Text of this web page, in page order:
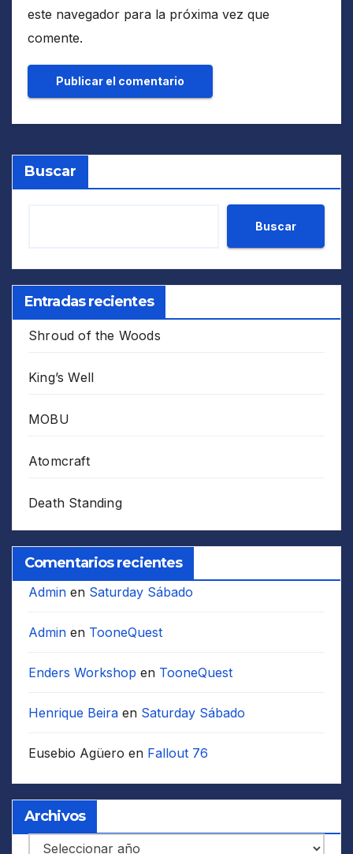
este navegador para la próxima vez que
comente.
Buscar
Buscar
Entradas recientes
Shroud of the Woods
King’s Well
MOBU
Atomcraft
Death Standing
Comentarios recientes
Admin en Saturday Sábado
Admin en TooneQuest
Enders Workshop en TooneQuest
Henrique Beira en Saturday Sábado
Eusebio Agüero en Fallout 76
Archivos
Archivos